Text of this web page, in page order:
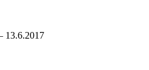
13.6.2017